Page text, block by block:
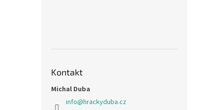
Kontakt
Michal Duba
info@hrackyduba.cz